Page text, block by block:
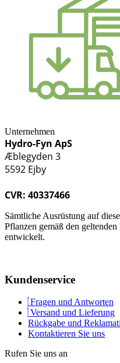
Unternehmen
Hydro-Fyn ApS
Æblegyden 3
5592 Ejby
CVR: 40337466
Sämtliche Ausrüstung auf
Pflanzen gemäß den
entwickelt.
Kundenservice
Fragen und Antworten
Versand und Lieferung
Rückgabe und
Kontaktieren Sie uns
Rufen Sie uns an